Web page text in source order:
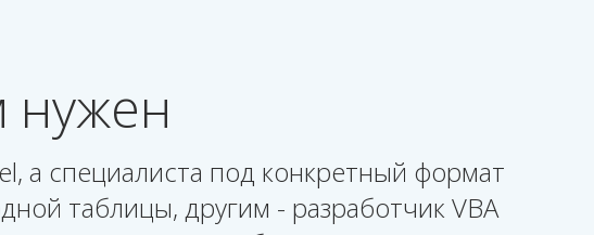
нужен
а специалиста под конкретный формат
таблицы, другим - разработчик VBA